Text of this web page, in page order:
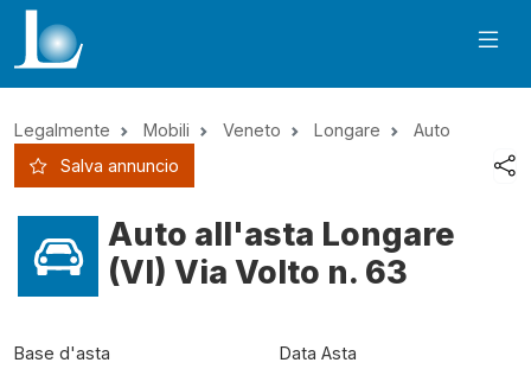
Legalmente Mobili Veneto Longare
Auto
Salva annuncio
Auto all'asta Longare
(VI) Via Volto n. 63
Base d'asta
Data Asta